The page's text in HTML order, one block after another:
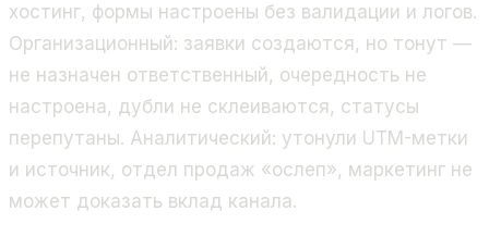
хостинг, формы настроены без валидации и логов.
Организационный: заявки создаются, но тонут —
не назначен ответственный, очередность не
настроена, дубли не склеиваются, статусы
перепутаны. Аналитический: утонули UTM-метки
и источник, отдел продаж «ослеп», маркетинг не
может доказать вклад канала.